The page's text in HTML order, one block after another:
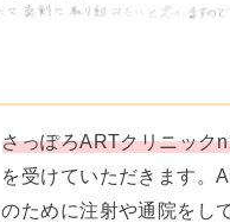
さっぽろARTクリニック
を受けていただきます。
のために注射や通院をし